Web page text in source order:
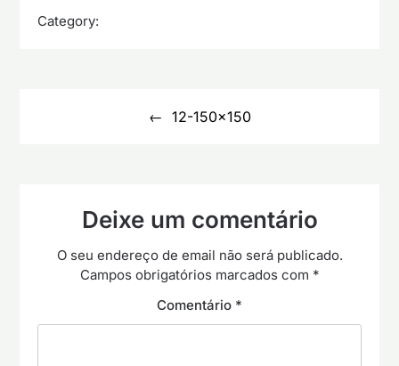
Category:
12-150×150
Deixe um comentário
O seu endereço de email não será publicado.
Campos obrigatórios marcados com *
Comentário *